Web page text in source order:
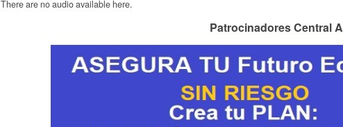
There are no audio available here.
Patrocinadores Central A